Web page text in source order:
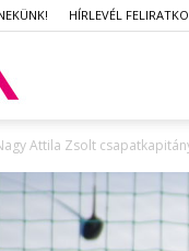
HÍRLEVÉL
Attila Zsolt